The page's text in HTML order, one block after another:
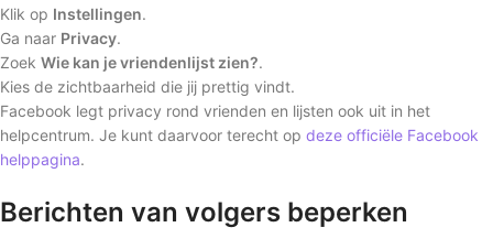
Klik op Instellingen.
Ga naar Privacy.
Zoek Wie kan je vriendenlijst zien?.
Kies de zichtbaarheid die jij prettig vindt.
Facebook legt privacy rond vrienden en lijsten ook uit in het
helpcentrum. Je kunt daarvoor terecht op deze officiële Facebook
helppagina.
Berichten van volgers beperken